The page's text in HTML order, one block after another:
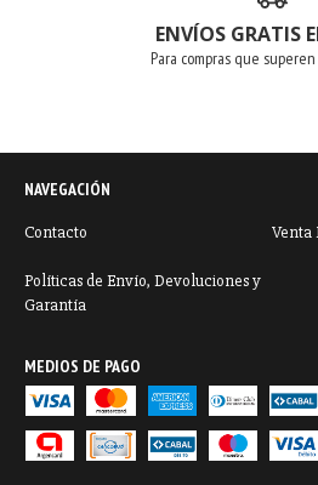
ENVÍOS GRATIS
Para compras que
NAVEGACIÓN
Contacto Venta
Políticas de Envío, Devoluciones y
Garantía
MEDIOS DE PAGO